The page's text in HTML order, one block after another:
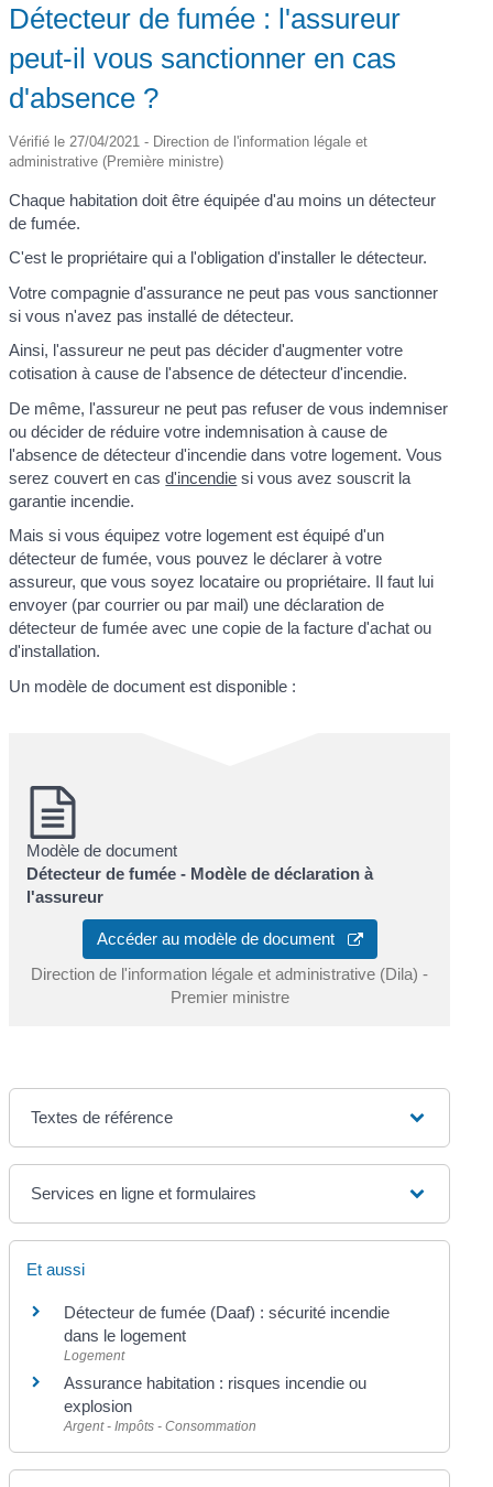
Détecteur de fumée : l'assureur
peut-il vous sanctionner en cas
d'absence ?
Vérifié le 27/04/2021 - Direction de l'information légale et
administrative (Première ministre)
Chaque habitation doit être équipée d'au moins un détecteur
de fumée.
C'est le propriétaire qui a l'obligation d'installer le détecteur.
Votre compagnie d'assurance ne peut pas vous sanctionner
si vous n'avez pas installé de détecteur.
Ainsi, l'assureur ne peut pas décider d'augmenter votre
cotisation à cause de l'absence de détecteur d'incendie.
De même, l'assureur ne peut pas refuser de vous indemniser
ou décider de réduire votre indemnisation à cause de
l'absence de détecteur d'incendie dans votre logement. Vous
serez couvert en casd'incendie si vous avez souscrit la
garantie incendie.
Mais si vous équipez votre logement est équipé d'un
détecteur de fumée, vous pouvez le déclarer à votre
assureur, que vous soyez locataire ou propriétaire. Il faut lui
envoyer (par courrier ou par mail) une déclaration de
détecteur de fumée avec une copie de la facture d'achat ou
d'installation.
Un modèle de document est disponible :
Modèle de document
Détecteur de fumée - Modèle de déclaration à
l'assureur
Accéder au modèle de document
Direction de l'information légale et administrative (Dila) -
Premier ministre
Textes de référence
Services en ligne et formulaires
Et aussi
Détecteur de fumée (Daaf) : sécurité incendie
dans le logement
Logement
Assurance habitation : risques incendie ou
explosion
Argent - Impôts - Consommation